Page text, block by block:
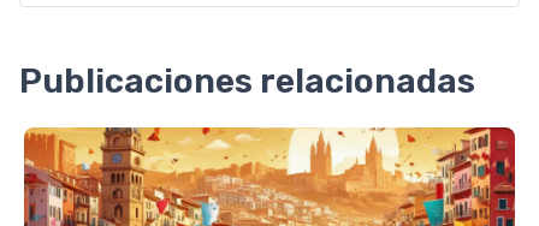
Publicaciones relacionadas